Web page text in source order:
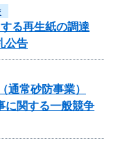
る再生紙の調達
公告
通常砂防事業）
に関する一般競争